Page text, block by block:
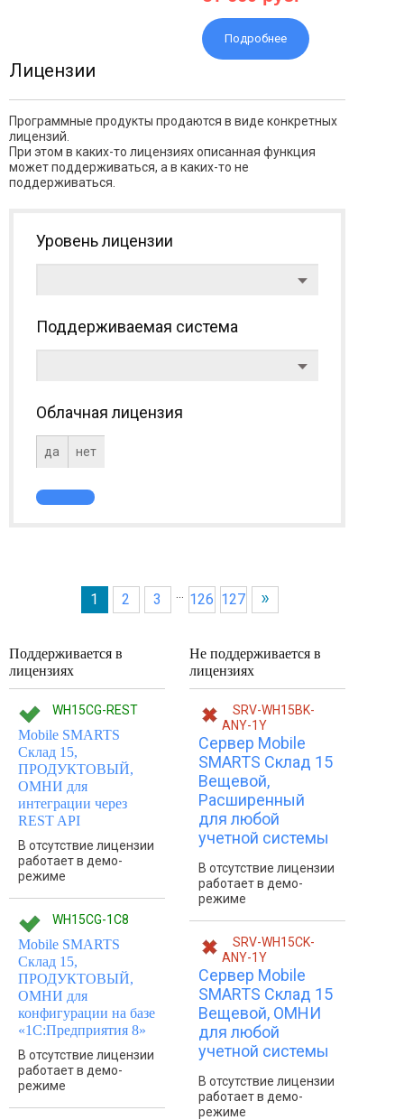
Подробнее
Лицензии
Программные продукты продаются в виде конкретных
лицензий.
При этом в каких-то лицензиях описанная функция
может поддерживаться, а в каких-то не
поддерживаться.
Уровень лицензии
Поддерживаемая система
Облачная лицензия
да нет
1 2 3 126 127
Поддерживается в
лицензиях
WH15CG-REST
Mobile SMARTS
Склад 15,
ПРОДУКТОВЫЙ,
ОМНИ для
интеграции через
REST API
В отсутствие лицензии
работает в демо-
режиме
WH15CG-1C8
Mobile SMARTS
Склад 15,
ПРОДУКТОВЫЙ,
ОМНИ для
конфигурации на базе
«1С:Предприятия 8»
В отсутствие лицензии
работает в демо-
режиме
Не поддерживается в
лицензиях
SRV-WH15BK-
ANY-1Y
Сервер Mobile
SMARTS Склад 15
Вещевой,
Расширенный
для любой
учетной системы
В отсутствие лицензии
работает в демо-
режиме
SRV-WH15CK-
ANY-1Y
Сервер Mobile
SMARTS Склад 15
Вещевой, ОМНИ
для любой
учетной системы
В отсутствие лицензии
работает в демо-
режиме